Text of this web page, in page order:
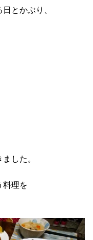
とかぶり、
した。
料理を